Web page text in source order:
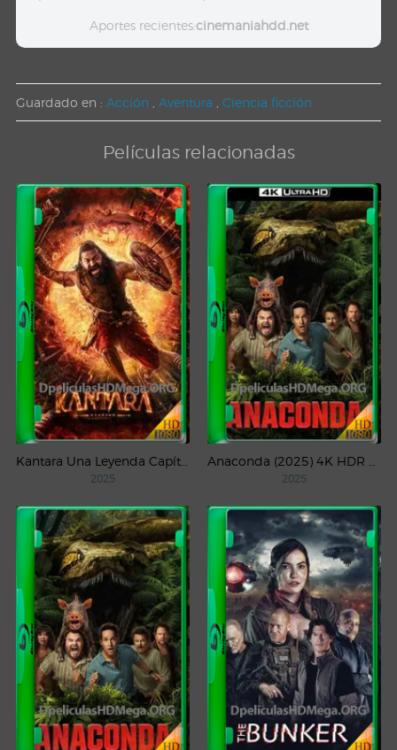
Aportes recientes:cinemaniahdd.net
Guardado en : Acción Aventura Ciencia ficción
Películas relacionadas
2025 2025